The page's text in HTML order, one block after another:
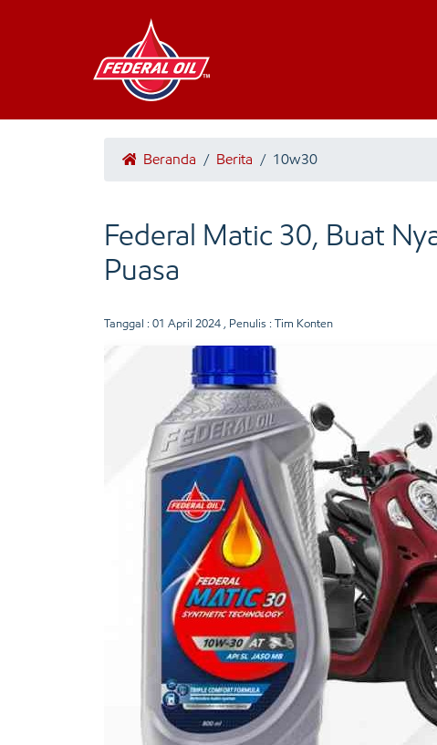
Beranda / Berita / 10w30
Federal Matic 30, Buat
Puasa
Tanggal : 01 April 2024 , Penulis : Tim Konten